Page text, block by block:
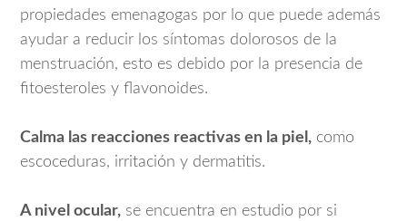
propiedades emenagogas por lo que puede además
ayudar a reducir los síntomas dolorosos de la
menstruación, esto es debido por la presencia de
fitoesteroles y flavonoides.
Calma las reacciones reactivas en la piel, como
escoceduras, irritación y dermatitis.
A nivel ocular, se encuentra en estudio por si